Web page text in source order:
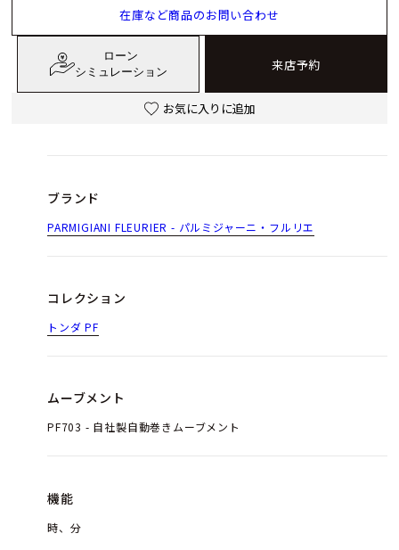
在庫など商品のお問い合わせ
ローン
シミュレーション
来店予約
お気に入りに追加
ブランド
PARMIGIANI FLEURIER - パルミジャーニ・フルリエ
コレクション
トンダ PF
ムーブメント
PF703 - 自社製自動巻きムーブメント
機能
時、分